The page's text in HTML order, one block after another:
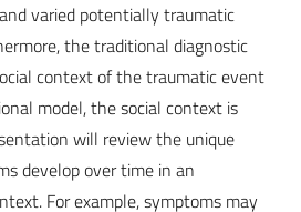
varied potentially traumatic
the traditional diagnostic
context of the traumatic event
model, the social context is
will review the unique
develop over time in an
For example, symptoms may